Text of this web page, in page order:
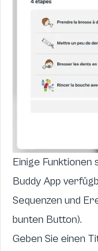
Einige
Buddy App
Sequenzen und
bunten Button).
Geben Sie einen